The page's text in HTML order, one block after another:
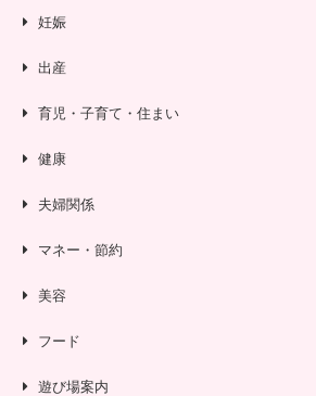
妊娠
出産
育児・子育て・住まい
健康
夫婦関係
マネー・節約
美容
フード
遊び場案内